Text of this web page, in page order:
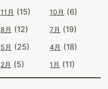
11月 (15) 10月 (6)
8月 (12) 7月 (19)
5月 (25) 4月 (18)
2月 (5) 1月 (11)